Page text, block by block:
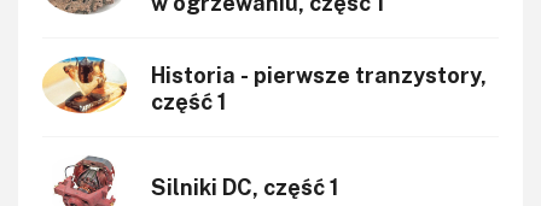
Historia - pierwsze tranzystory,
część 1
Silniki DC, część 1